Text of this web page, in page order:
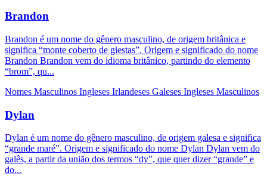
Brandon
Brandon é um nome do gênero masculino, de origem britânica e
significa “monte coberto de giestas”. Origem e significado do nome
Brandon Brandon vem do idioma britânico, partindo do elemento
“brom”, qu...
Nomes Masculinos Ingleses Irlandeses Galeses Ingleses Masculinos
Dylan
Dylan é um nome do gênero masculino, de origem galesa e significa
“grande maré”. Origem e significado do nome Dylan Dylan vem do
galês, a partir da união dos termos “dy”, que quer dizer “grande” e
do...